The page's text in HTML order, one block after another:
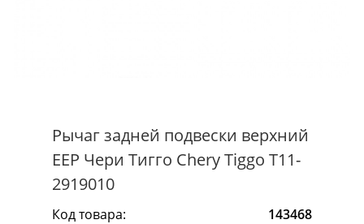
Рычаг задней подвески верхний
EEP Чери Тигго Chery Tiggo T11-
2919010
Код товара:
143468